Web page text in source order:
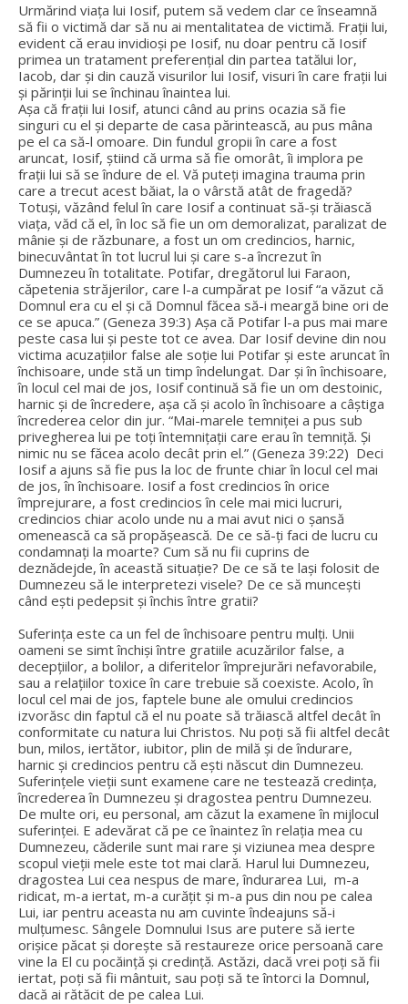
Urmărind viața lui Iosif, putem să vedem clar ce înseamnă
să fii o victimă dar să nu ai mentalitatea de victimă. Frații lui,
evident că erau invidioși pe Iosif, nu doar pentru că Iosif
primea un tratament preferențial din partea tatălui lor,
Iacob, dar și din cauză visurilor lui Iosif, visuri în care frații lui
și părinții lui se închinau înaintea lui.
Așa că frații lui Iosif, atunci când au prins ocazia să fie
singuri cu el și departe de casa părintească, au pus mâna
pe el ca să-l omoare. Din fundul gropii în care a fost
aruncat, Iosif, știind că urma să fie omorât, îi implora pe
frații lui să se îndure de el. Vă puteți imagina trauma prin
care a trecut acest băiat, la o vârstă atât de fragedă?
Totuși, văzând felul în care Iosif a continuat să-și trăiască
viața, văd că el, în loc să fie un om demoralizat, paralizat de
mânie și de răzbunare, a fost un om credincios, harnic,
binecuvântat în tot lucrul lui și care s-a încrezut în
Dumnezeu în totalitate. Potifar, dregătorul lui Faraon,
căpetenia străjerilor, care l-a cumpărat pe Iosif “a văzut că
Domnul era cu el şi că Domnul făcea să-i meargă bine ori de
ce se apuca.” (Geneza 39:3) Așa că Potifar l-a pus mai mare
peste casa lui şi peste tot ce avea. Dar Iosif devine din nou
victima acuzațiilor false ale soție lui Potifar și este aruncat în
închisoare, unde stă un timp îndelungat. Dar și în închisoare,
în locul cel mai de jos, Iosif continuă să fie un om destoinic,
harnic și de încredere, așa că și acolo în închisoare a câștiga
încrederea celor din jur. “Mai-marele temniţei a pus sub
privegherea lui pe toţi întemnițații care erau în temniţă. Şi
nimic nu se făcea acolo decât prin el.” (Geneza 39:22) Deci
Iosif a ajuns să fie pus la loc de frunte chiar în locul cel mai
de jos, în închisoare. Iosif a fost credincios în orice
împrejurare, a fost credincios în cele mai mici lucruri,
credincios chiar acolo unde nu a mai avut nici o șansă
omenească ca să propășească. De ce să-ți faci de lucru cu
condamnați la moarte? Cum să nu fii cuprins de
deznădejde, în această situație? De ce să te lași folosit de
Dumnezeu să le interpretezi visele? De ce să muncești
când ești pedepsit și închis între gratii?
Suferința este ca un fel de închisoare pentru mulți. Unii
oameni se simt închiși între gratiile acuzărilor false, a
decepțiilor, a bolilor, a diferitelor împrejurări nefavorabile,
sau a relațiilor toxice în care trebuie să coexiste. Acolo, în
locul cel mai de jos, faptele bune ale omului credincios
izvorăsc din faptul că el nu poate să trăiască altfel decât în
conformitate cu natura lui Christos. Nu poți să fii altfel decât
bun, milos, iertător, iubitor, plin de milă și de îndurare,
harnic și credincios pentru că ești născut din Dumnezeu.
Suferințele vieții sunt examene care ne testează credința,
încrederea în Dumnezeu și dragostea pentru Dumnezeu.
De multe ori, eu personal, am căzut la examene în mijlocul
suferinței. E adevărat că pe ce înaintez în relația mea cu
Dumnezeu, căderile sunt mai rare și viziunea mea despre
scopul vieții mele este tot mai clară. Harul lui Dumnezeu,
dragostea Lui cea nespus de mare, îndurarea Lui, m-a
ridicat, m-a iertat, m-a curățit și m-a pus din nou pe calea
Lui, iar pentru aceasta nu am cuvinte îndeajuns să-i
mulțumesc. Sângele Domnului Isus are putere să ierte
orișice păcat și dorește să restaureze orice persoană care
vine la El cu pocăință și credință. Astăzi, dacă vrei poți să fii
iertat, poți să fii mântuit, sau poți să te întorci la Domnul,
dacă ai rătăcit de pe calea Lui.